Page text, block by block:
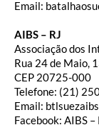
Email:
AIBS – RJ
Associação dos
Rua 24 de Maio,
CEP 20725-000
Telefone: (21)
Email:
Facebook: AIBS –